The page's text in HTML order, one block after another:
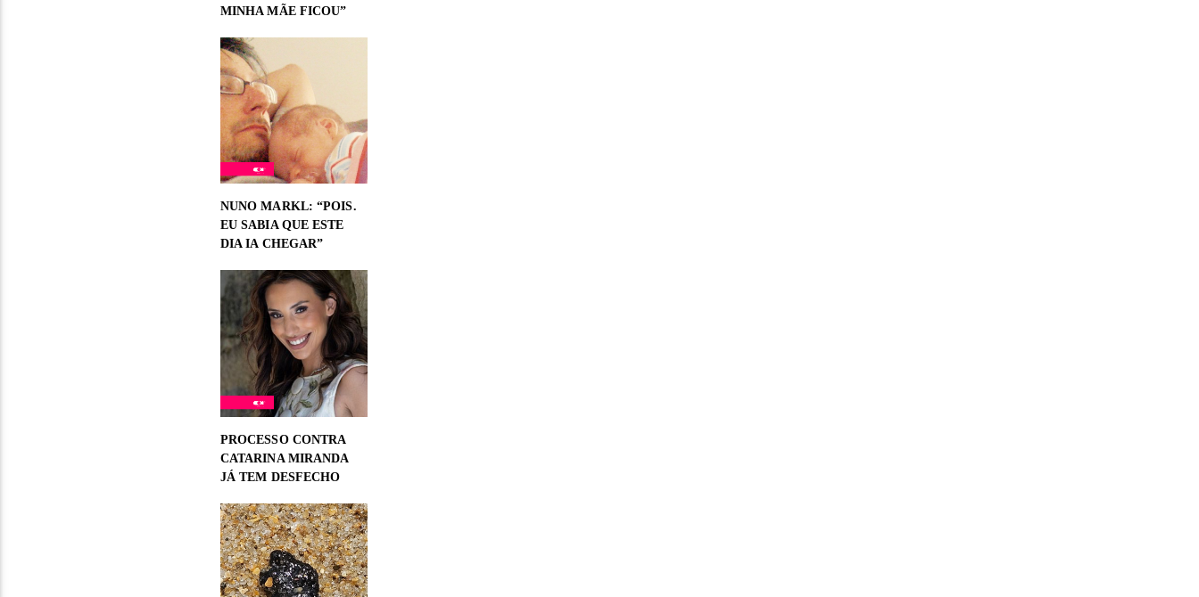
MINHA MÃE FICOU”
NUNO MARKL: “POIS.
EU SABIA QUE ESTE
DIA IA CHEGAR”
PROCESSO CONTRA
CATARINA MIRANDA
JÁ TEM DESFECHO